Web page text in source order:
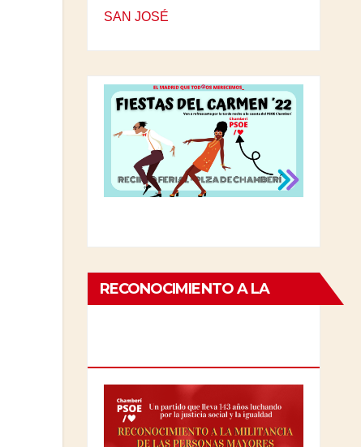
SAN JOSÉ
RECONOCIMIENTO A LA